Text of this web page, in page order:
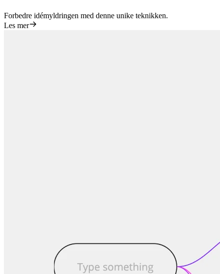
Forbedre idémyldringen med denne unike teknikken.
Les mer